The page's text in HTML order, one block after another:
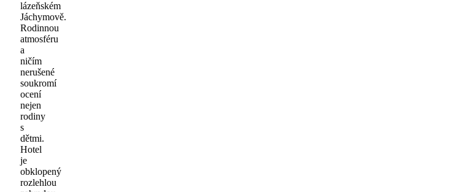
lázeňském
Jáchymově.
Rodinnou
atmosféru
a
ničím
nerušené
soukromí
ocení
nejen
rodiny
s
dětmi.
Hotel
je
obklopený
rozlehlou